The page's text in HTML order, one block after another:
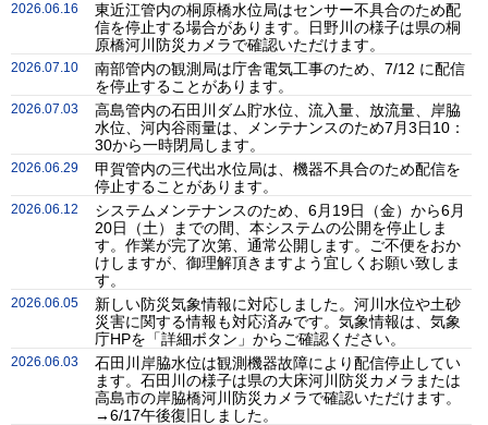
2026.06.16
東近江管内の桐原橋水位局はセンサー不具合のため配
信を停止する場合があります。日野川の様子は県の桐
原橋河川防災カメラで確認いただけます。
2026.07.10
南部管内の観測局は庁舎電気工事のため、7/12 に配信
を停止することがあります。
2026.07.03
高島管内の石田川ダム貯水位、流入量、放流量、岸脇
水位、河内谷雨量は、メンテナンスのため7月3日10：
30から一時閉局します。
2026.06.29
甲賀管内の三代出水位局は、機器不具合のため配信を
停止することがあります。
2026.06.12
システムメンテナンスのため、6月19日（金）から6月
20日（土）までの間、本システムの公開を停止しま
す。作業が完了次第、通常公開します。ご不便をおか
けしますが、御理解頂きますよう宜しくお願い致しま
す。
2026.06.05
新しい防災気象情報に対応しました。河川水位や土砂
災害に関する情報も対応済みです。気象情報は、気象
庁HPを「詳細ボタン」からご確認ください。
2026.06.03
石田川岸脇水位は観測機器故障により配信停止してい
ます。石田川の様子は県の大床河川防災カメラまたは
高島市の岸脇橋河川防災カメラで確認いただけます。
→6/17午後復旧しました。